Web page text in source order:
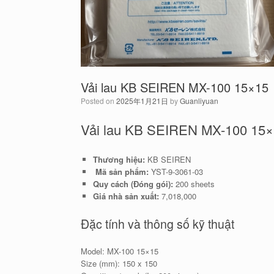
Vải lau KB SEIREN MX-100 15×15
Posted on 2025年1月21日 byGuanliyuan
Vải lau KB SEIREN MX-100
Thương hiệu: KB SEIREN
Mã sản phẩm: YST-9-3061-03
Quy cách (Đóng gói): 200 sheets
Giá nhà sản xuất: 7,018,000
Đặc tính và thông số kỹ thuật
Model: MX-100 15×15
Size (mm): 150 x 150